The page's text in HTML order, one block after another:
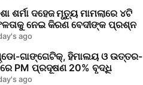
ଶର୍ମା ଦହେଜ ମୃତ୍ୟୁ ମାମଲାରେ ୪ଟି
ନେଇ କିରଣ ବେଦୀଙ୍କ ପ୍ରଶ୍ନ
ago
ଗାଙ୍ଗେଟିକ୍, ହିମାଲୟ ଓ ଉତ୍ତର-
PM ପ୍ରଦୂଷଣ 20% ବୃଦ୍ଧି
ago